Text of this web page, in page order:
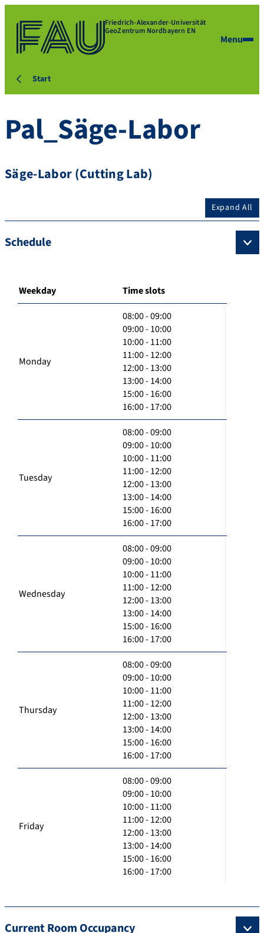
Friedrich-Alexander-Universität
GeoZentrum Nordbayern EN
Menu
Start
Pal_Säge-Labor
Säge-Labor (Cutting Lab)
Expand All
Schedule
Weekday Time slots
Monday
08:00 - 09:00
09:00 - 10:00
10:00 - 11:00
11:00 - 12:00
12:00 - 13:00
13:00 - 14:00
15:00 - 16:00
16:00 - 17:00
Tuesday
08:00 - 09:00
09:00 - 10:00
10:00 - 11:00
11:00 - 12:00
12:00 - 13:00
13:00 - 14:00
15:00 - 16:00
16:00 - 17:00
Wednesday
08:00 - 09:00
09:00 - 10:00
10:00 - 11:00
11:00 - 12:00
12:00 - 13:00
13:00 - 14:00
15:00 - 16:00
16:00 - 17:00
Thursday
08:00 - 09:00
09:00 - 10:00
10:00 - 11:00
11:00 - 12:00
12:00 - 13:00
13:00 - 14:00
15:00 - 16:00
16:00 - 17:00
Friday
08:00 - 09:00
09:00 - 10:00
10:00 - 11:00
11:00 - 12:00
12:00 - 13:00
13:00 - 14:00
15:00 - 16:00
16:00 - 17:00
Current Room Occupancy